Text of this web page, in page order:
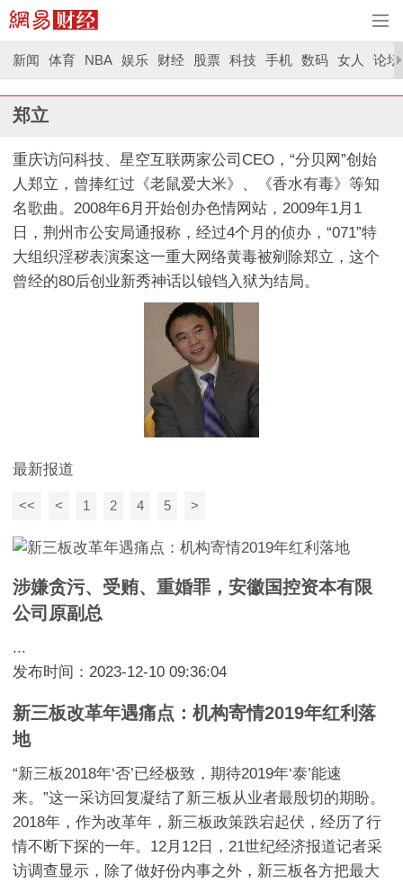
新闻 体育 NBA 娱乐 财经 股票 科技 手机 数码 女人 论坛
郑立
重庆访问科技、星空互联两家公司CEO，“分贝网”创始
人郑立，曾捧红过《老鼠爱大米》、《香水有毒》等知
名歌曲。2008年6月开始创办色情网站，2009年1月1
日，荆州市公安局通报称，经过4个月的侦办，“071”特
大组织淫秽表演案这一重大网络黄毒被剜除郑立，这个
曾经的80后创业新秀神话以锒铛入狱为结局。
最新报道
<< < 1 2 4 5 >
涉嫌贪污、受贿、重婚罪，安徽国控资本有限
公司原副总
...
发布时间：2023-12-10 09:36:04
新三板改革年遇痛点：机构寄情2019年红利落
地
“新三板2018年‘否’已经极致，期待2019年‘泰’能速
来。”这一采访回复凝结了新三板从业者最殷切的期盼。
2018年，作为改革年，新三板政策跌宕起伏，经历了行
情不断下探的一年。12月12日，21世纪经济报道记者采
访调查显示，除了做好份内事之外，新三板各方把最大